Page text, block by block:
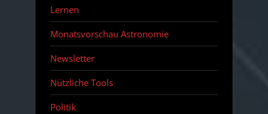
Lernen
Monatsvorschau Astronomie
Newsletter
Nützliche Tools
Politik